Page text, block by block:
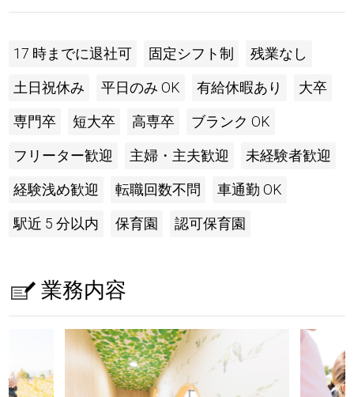
17 時までに退社可 固定シフト制 残業なし
土日祝休み 平日のみ OK 有給休暇あり 大卒
専門卒 短大卒 高専卒 ブランク OK
フリーター歓迎 主婦・主夫歓迎 未経験者歓迎
経験浅め歓迎 転職回数不問 車通勤 OK
駅近 5 分以内 保育園 認可保育園
業務内容